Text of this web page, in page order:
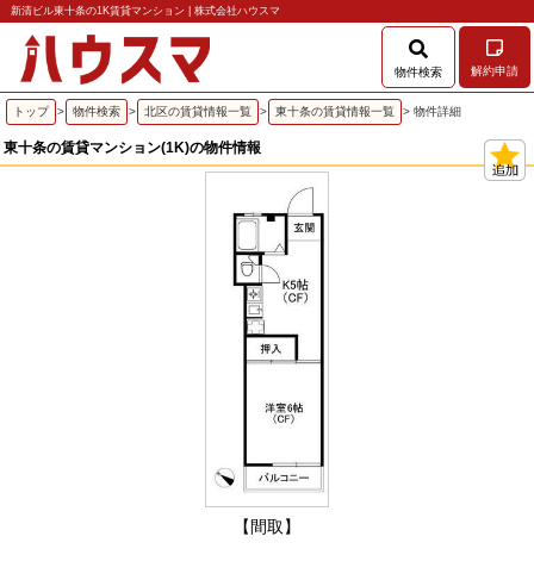
新清ビル東十条の1K賃貸マンション | 株式会社ハウスマ
物件検索 解約申請
トップ > 物件検索 > 北区の賃貸情報一覧 > 東十条の賃貸情報一覧 > 物件詳細
東十条の賃貸マンション(1K)の物件情報
【間取】